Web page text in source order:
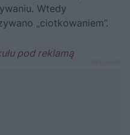
Wtedy
„ciotkowaniem”.